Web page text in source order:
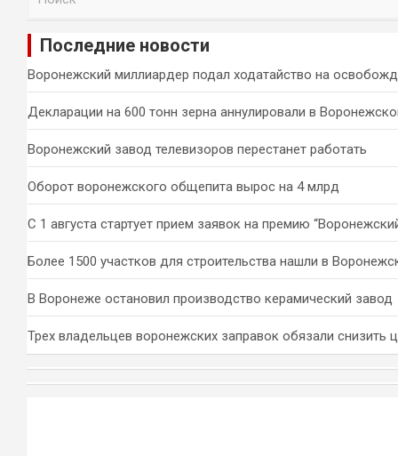
и
Последние новости
Воронежский миллиардер подал ходатайство на
Декларации на 600 тонн зерна аннулировали в
Воронежский завод телевизоров перестанет работать
Оборот воронежского общепита вырос на 4 млрд
С 1 августа стартует прием заявок на премию
Более 1500 участков для строительства нашли в
В Воронеже остановил производство керамический завод
Трех владельцев воронежских заправок обязали снизить